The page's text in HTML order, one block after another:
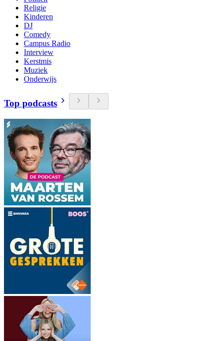
Religie
Kinderen
DJ
Comedy
Campus Radio
Interview
Kerstmis
Muziek
Onderwijs
Top podcasts